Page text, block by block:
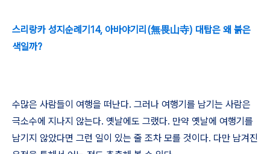
스리랑카 성지순례기14, 아바야기리(無畏山寺) 대탑은 왜 붉은
색일까?
수많은 사람들이 여행을 떠난다. 그러나 여행기를 남기는 사람은
극소수에 지나지 않는다. 옛날에도 그랬다. 만약 옛날에 여행기를
남기지 않았다면 그런 일이 있는 줄 조차 모를 것이다. 다만 남겨진